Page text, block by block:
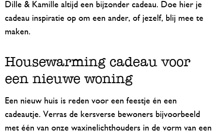
Dille & Kamille altijd een bijzonder cadeau. Doe hier je
cadeau inspiratie op om een ander, of jezelf, blij mee te
maken.
Housewarming cadeau voor
een nieuwe woning
Een nieuw huis is reden voor een feestje én een
cadeautje. Verras de kersverse bewoners bijvoorbeeld
met één van onze waxinelichthouders in de vorm van een